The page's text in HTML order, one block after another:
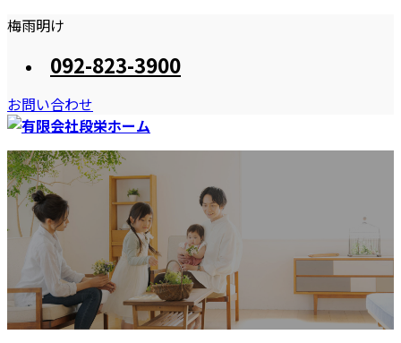
コ
ツ
へ
ス
キ
ッ
プ
ナ
シ
ョ
ン
に
移
動
梅雨明け
092-823-3900
お問い合わせ
HOME段栄ホームのプラン
おススメしたい住まい造り住宅・店舗リフォーム